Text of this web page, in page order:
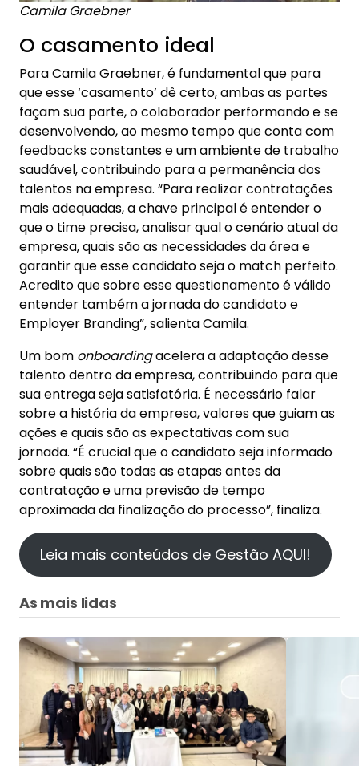
Camila Graebner
O casamento ideal
Para Camila Graebner, é fundamental que para
que esse ‘casamento’ dê certo, ambas as partes
façam sua parte, o colaborador performando e se
desenvolvendo, ao mesmo tempo que conta com
feedbacks constantes e um ambiente de trabalho
saudável, contribuindo para a permanência dos
talentos na empresa. “Para realizar contratações
mais adequadas, a chave principal é entender o
que o time precisa, analisar qual o cenário atual da
empresa, quais são as necessidades da área e
garantir que esse candidato seja o match perfeito.
Acredito que sobre esse questionamento é válido
entender também a jornada do candidato e
Employer Branding”, salienta Camila.
Um bom onboardingacelera a adaptação desse
talento dentro da empresa, contribuindo para que
sua entrega seja satisfatória. É necessário falar
sobre a história da empresa, valores que guiam as
ações e quais são as expectativas com sua
jornada. “É crucial que o candidato seja informado
sobre quais são todas as etapas antes da
contratação e uma previsão de tempo
aproximada da finalização do processo”, finaliza.
Leia mais conteúdos de Gestão AQUI!
As mais lidas